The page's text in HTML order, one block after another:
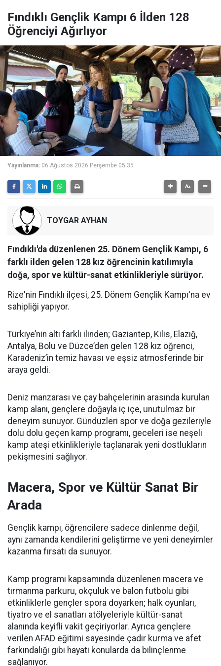
Fındıklı Gençlik Kampı 6 İlden 128
Öğrenciyi Ağırlıyor
Yayınlanma: 06 Ağustos 2026 Perşembe 05:35
TOYGAR AYHAN
Fındıklı'da düzenlenen 25. Dönem Gençlik Kampı, 6
farklı ilden gelen 128 kız öğrencinin katılımıyla
doğa, spor ve kültür-sanat etkinlikleriyle sürüyor.
Rize'nin Fındıklı ilçesi, 25. Dönem Gençlik Kampı'na ev
sahipliği yapıyor.
Türkiye’nin altı farklı ilinden; Gaziantep, Kilis, Elazığ,
Antalya, Bolu ve Düzce’den gelen 128 kız öğrenci,
Karadeniz’in temiz havası ve eşsiz atmosferinde bir
araya geldi.
Deniz manzarası ve çay bahçelerinin arasında kurulan
kamp alanı, gençlere doğayla iç içe, unutulmaz bir
deneyim sunuyor. Gündüzleri spor ve doğa gezileriyle
dolu dolu geçen kamp programı, geceleri ise neşeli
kamp ateşi etkinlikleriyle taçlanarak yeni dostlukların
pekişmesini sağlıyor.
Macera, Spor ve Kültür Sanat Bir
Arada
Gençlik kampı, öğrencilere sadece dinlenme değil,
aynı zamanda kendilerini geliştirme ve yeni deneyimler
kazanma fırsatı da sunuyor.
Kamp programı kapsamında düzenlenen macera ve
tırmanma parkuru, okçuluk ve balon futbolu gibi
etkinliklerle gençler spora doyarken; halk oyunları,
tiyatro ve el sanatları atölyeleriyle kültür-sanat
alanında keyifli vakit geçiriyorlar. Ayrıca gençlere
verilen AFAD eğitimi sayesinde çadır kurma ve afet
farkındalığı gibi hayati konularda da bilinçlenme
sağlanıyor.